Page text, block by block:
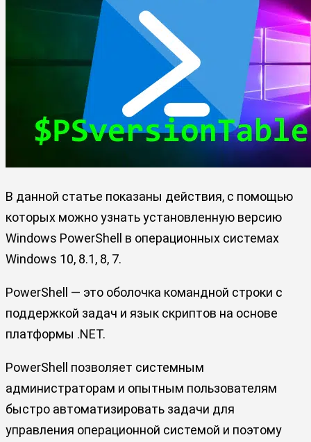
В данной статье показаны действия, с помощью
которых можно узнать установленную версию
Windows PowerShell в операционных системах
Windows 10, 8.1, 8, 7.
PowerShell — это оболочка командной строки с
поддержкой задач и язык скриптов на основе
платформы .NET.
PowerShell позволяет системным
администраторам и опытным пользователям
быстро автоматизировать задачи для
управления операционной системой и поэтому